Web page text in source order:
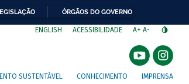
ÓRGÃOS DO GOVERNO
ENGLISH ACESSIBILIDADE A+ A-
SUSTENTÁVEL CONHECIMENTO IMPRENSA